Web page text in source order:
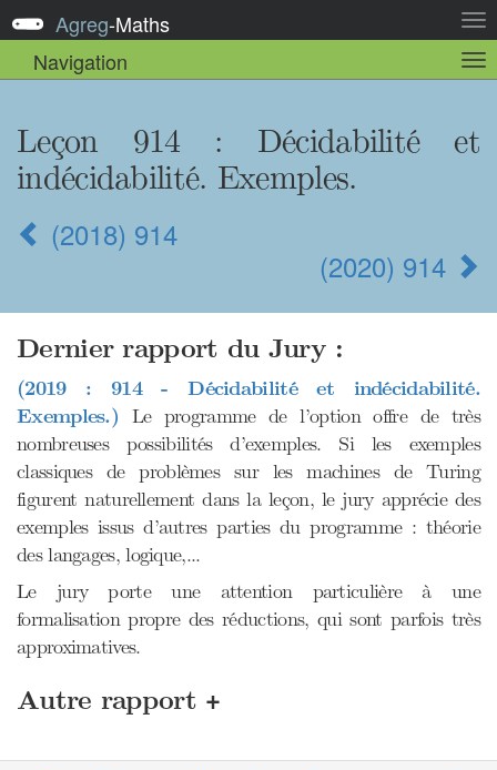
la
Agreg-Maths
Navigation
la
Leçon 914 : Décidabilité et
indécidabilité. Exemples.
(2018) 914
(2020) 914
Dernier rapport du Jury :
(2019 : 914 - Décidabilité et indécidabilité.
Exemples.) Le programme de l’option offre de très
nombreuses possibilités d’exemples. Si les exemples
classiques de problèmes sur les machines de Turing
figurent naturellement dans la leçon, le jury apprécie des
exemples issus d’autres parties du programme : théorie
des langages, logique,...
Le jury porte une attention particulière à une
formalisation propre des réductions, qui sont parfois très
approximatives.
Autre rapport +